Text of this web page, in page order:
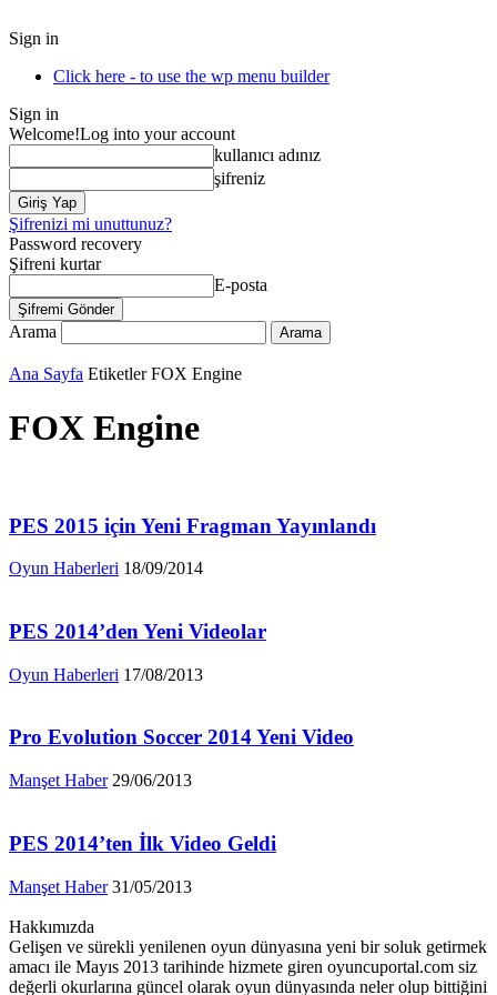
Sign in
Click here - to use the wp menu builder
Sign in
Welcome!Log into your account
kullanıcı adınız
şifreniz
Şifrenizi mi unuttunuz?
Password recovery
Şifreni kurtar
E-posta
Arama
Ana Sayfa Etiketler FOX Engine
FOX Engine
PES 2015 için Yeni Fragman Yayınlandı
Oyun Haberleri 18/09/2014
PES 2014’den Yeni Videolar
Oyun Haberleri 17/08/2013
Pro Evolution Soccer 2014 Yeni Video
Manşet Haber 29/06/2013
PES 2014’ten İlk Video Geldi
Manşet Haber 31/05/2013
Hakkımızda
Gelişen ve sürekli yenilenen oyun dünyasına yeni bir soluk getirmek
amacı ile Mayıs 2013 tarihinde hizmete giren oyuncuportal.com siz
değerli okurlarına güncel olarak oyun dünyasında neler olup bittiğini